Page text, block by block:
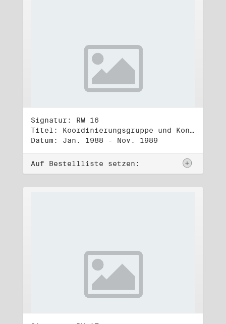
Signatur: RW 16
Titel: Koordinierungsgruppe und Kontakttelefongruppe
Datum: Jan. 1988 - Nov. 1989
Auf Bestellliste setzen: